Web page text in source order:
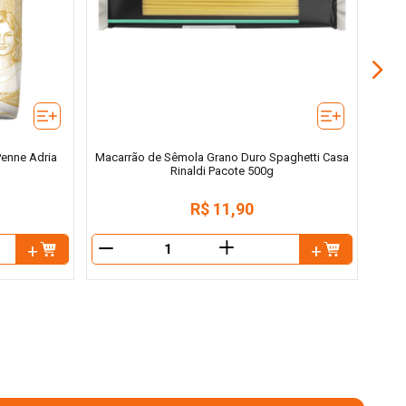
Adria
Macarrão de Sêmola Grano Duro Spaghetti Casa
Rinaldi Pacote 500g
R$ 11,90
＋